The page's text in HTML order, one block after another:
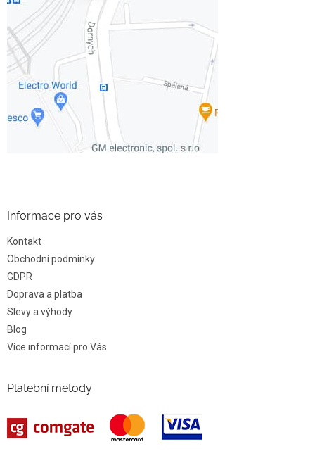
Informace pro vás
Kontakt
Obchodní podmínky
GDPR
Doprava a platba
Slevy a výhody
Blog
Více informací pro Vás
Platební metody